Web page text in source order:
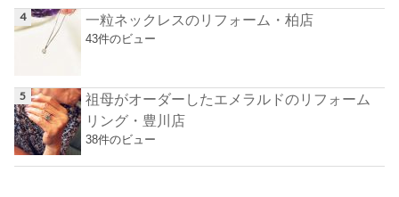
一粒ネックレスのリフォーム・柏店
43件のビュー
祖母がオーダーしたエメラルドのリフォーム
リング・豊川店
38件のビュー